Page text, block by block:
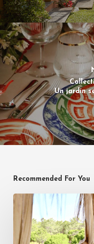
Un jardin
Recommended For You